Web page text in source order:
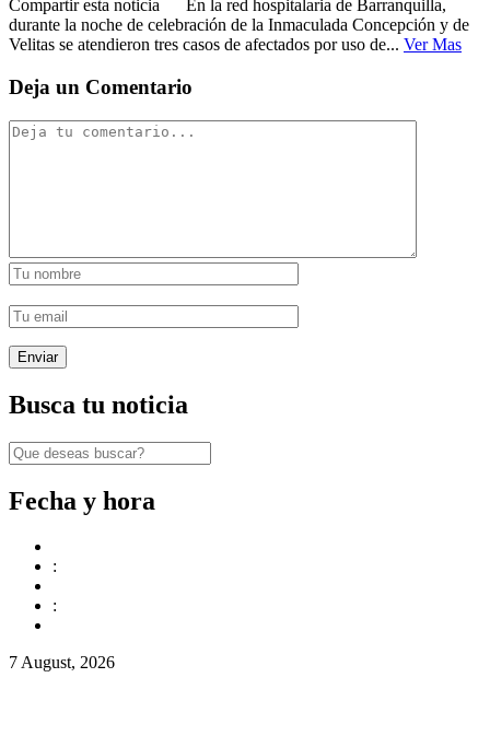
Compartir esta noticia En la red hospitalaria de Barranquilla,
durante la noche de celebración de la Inmaculada Concepción y de
Velitas se atendieron tres casos de afectados por uso de... Ver Mas
Deja un Comentario
Busca tu noticia
Fecha y hora
:
:
7 August, 2026